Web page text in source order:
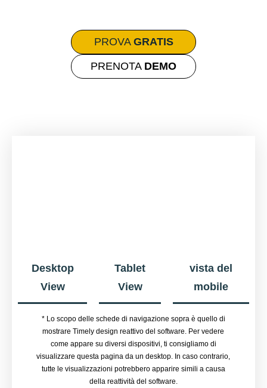
PROVA GRATIS
PRENOTA DEMO
Desktop
View
Tablet
View
vista del
mobile
* Lo scopo delle schede di navigazione sopra è quello di
mostrare Timely design reattivo del software. Per vedere
come appare su diversi dispositivi, ti consigliamo di
visualizzare questa pagina da un desktop. In caso contrario,
tutte le visualizzazioni potrebbero apparire simili a causa
della reattività del software.